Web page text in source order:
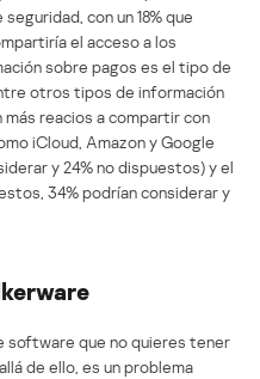
con un 18% que
el acceso a los
sobre pagos es el tipo de
otros tipos de información
reacios a compartir con
iCloud, Amazon y Google
y 24% no dispuestos) y el
34% podrían considerar y
software que no quieres tener
de ello, es un problema